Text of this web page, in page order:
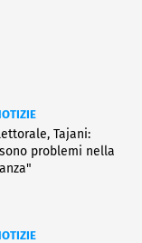
Tajani:
problemi nella